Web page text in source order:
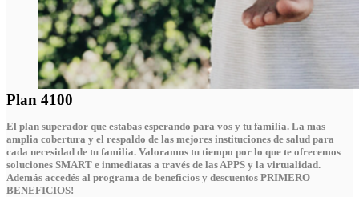
Plan 4100
El plan superador que estabas esperando para vos y tu familia. La mas
amplia cobertura y el respaldo de las mejores instituciones de salud para
cada necesidad de tu familia. Valoramos tu tiempo por lo que te ofrecemos
soluciones SMART e inmediatas a través de las APPS y la virtualidad.
Además accedés al programa de beneficios y descuentos PRIMERO
BENEFICIOS!